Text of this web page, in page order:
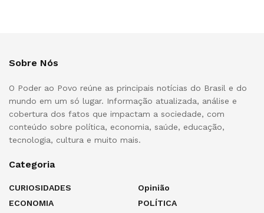
Sobre Nós
O Poder ao Povo reúne as principais notícias do Brasil e do
mundo em um só lugar. Informação atualizada, análise e
cobertura dos fatos que impactam a sociedade, com
conteúdo sobre política, economia, saúde, educação,
tecnologia, cultura e muito mais.
Categoria
CURIOSIDADES
ECONOMIA
Opinião
POLÍTICA